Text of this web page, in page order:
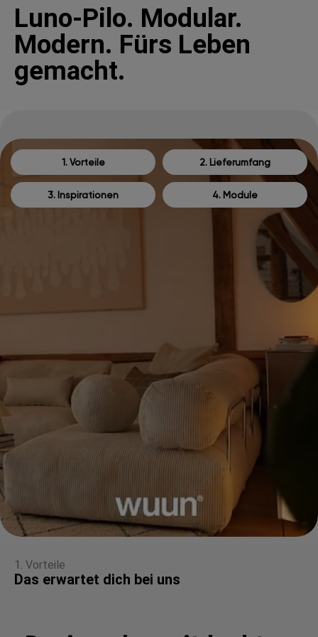
Luno-Pilo. Modular.
Modern. Fürs Leben
gemacht.
1. Vorteile 2. Lieferumfang
3. Inspirationen 4. Module
1. Vorteile
Das erwartet dich bei uns